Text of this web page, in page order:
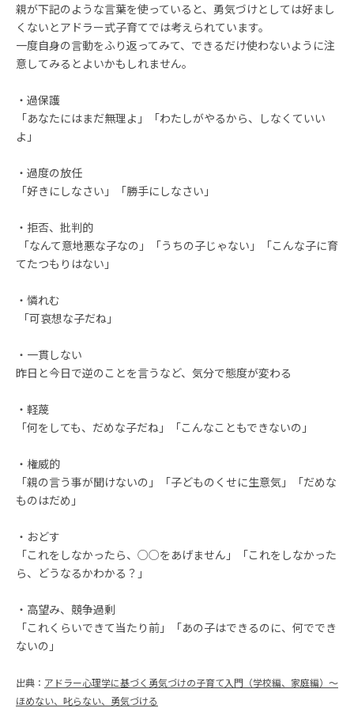
親が下記のような言葉を使っていると、勇気づけとしては好まし
くないとアドラー式子育てでは考えられています。
一度自身の言動をふり返ってみて、できるだけ使わないように注
意してみるとよいかもしれません。
・過保護
「あなたにはまだ無理よ」「わたしがやるから、しなくていい
よ」
・過度の放任
「好きにしなさい」「勝手にしなさい」
・拒否、批判的
「なんて意地悪な子なの」「うちの子じゃない」「こんな子に育
てたつもりはない」
・憐れむ
「可哀想な子だね」
・一貫しない
昨日と今日で逆のことを言うなど、気分で態度が変わる
・軽蔑
「何をしても、だめな子だね」「こんなこともできないの」
・権威的
「親の言う事が聞けないの」「子どものくせに生意気」「だめな
ものはだめ」
・おどす
「これをしなかったら、○○をあげません」「これをしなかった
ら、どうなるかわかる？」
・高望み、競争過剰
「これくらいできて当たり前」「あの子はできるのに、何ででき
ないの」
出典： アドラー心理学に基づく勇気づけの子育て入門（学校編、家庭編）～
ほめない、叱らない、勇気づける